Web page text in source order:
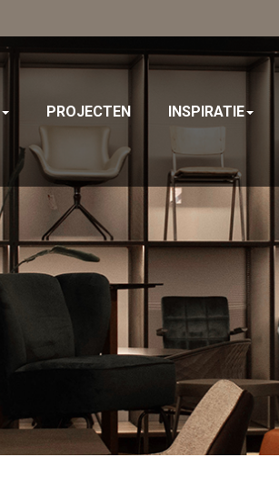
PROJECTEN INSPIRATIE